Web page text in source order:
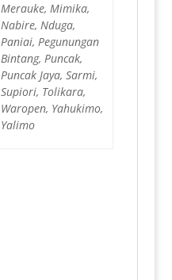
Merauke, Mimika,
Nabire, Nduga,
Paniai, Pegunungan
Bintang, Puncak,
Puncak Jaya, Sarmi,
Supiori, Tolikara,
Waropen, Yahukimo,
Yalimo